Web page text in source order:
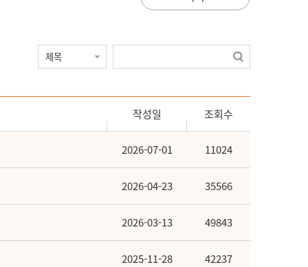
작성일 조회수
2026-07-01 11024
2026-04-23 35566
2026-03-13 49843
2025-11-28 42237